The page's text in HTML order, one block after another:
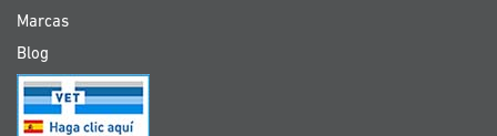
Marcas
Blog